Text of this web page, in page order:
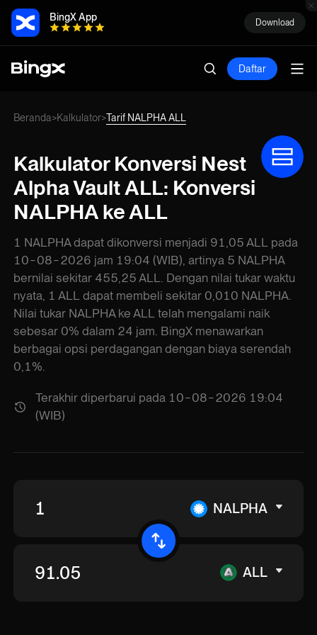
BingX App Download
Daftar
Beranda>Kalkulator>Tarif NALPHA ALL
Kalkulator Konversi Nest
Alpha Vault ALL: Konversi
NALPHA ke ALL
1 NALPHA dapat dikonversi menjadi 91,05 ALL pada
10-08-2026 jam 19:04 (WIB), artinya 5 NALPHA
bernilai sekitar 455,25 ALL. Dengan nilai tukar waktu
nyata, 1 ALL dapat membeli sekitar 0,010 NALPHA.
Nilai tukar NALPHA ke ALL telah mengalami naik
sebesar 0% dalam 24 jam. BingX menawarkan
berbagai opsi perdagangan dengan biaya serendah
0,1%.
Terakhir diperbarui pada 10-08-2026 19:04
(WIB)
NALPHA
ALL